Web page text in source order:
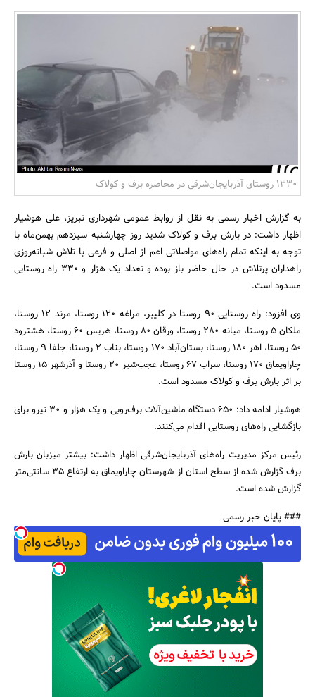
1330 روستای آذربایجان‌شرقی در محاصره برف و کولاک
به گزارش اخبار رسمی به نقل از روابط عمومی شهرداری تبریز، علی هوشیار
اظهار داشت: در بارش برف و کولاک شدید روز چهارشنبه سیزدهم بهمن‌ماه با
توجه به اینکه تمام راه‌های مواصلاتی اعم از اصلی و فرعی با تلاش شبانه‌روزی
راهداران پرتلاش در حال حاضر باز بوده و تعداد یک هزار و 330 راه روستایی
مسدود است.
وی افزود: راه روستایی 90 روستا در کلیبر، مراغه 120 روستا، مرند 12 روستا،
ملکان 5 روستا، میانه 280 روستا، ورقان 80 روستا، هریس 60 روستا، هشترود
50 روستا، اهر 180 روستا، بستان‌آباد 170 روستا، بناب 2 روستا، جلفا 9 روستا،
چاراویماق 170 روستا، سراب 67 روستا، عجب‌شیر 20 روستا و آذرشهر 15 روستا
بر اثر بارش برف و کولاک مسدود است.
هوشیار ادامه داد: 650 دستگاه ماشین‌آلات برف‌روبی و یک هزار و 30 نیرو برای
بازگشایی راه‌های روستایی اقدام می‌‌کنند.
رئیس مرکز مدیریت راه‌های آذربایجان‌شرقی اظهار داشت: بیشتر میزبان بارش
برف گزارش شده از سطح استان از شهرستان چاراویماق به ارتفاع 35 سانتی‌متر
گزارش شده است.
### پایان خبر رسمی